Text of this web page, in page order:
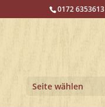
0172 6353613
Seite wählen